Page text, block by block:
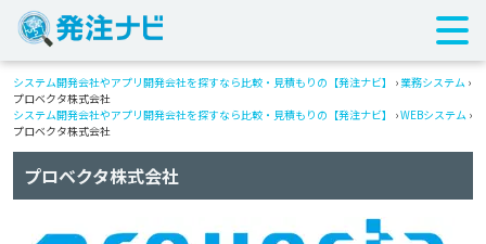
システム開発会社やアプリ開発会社を探すなら比較・見積もりの【発注ナビ】 › 業務システム ›
プロベクタ株式会社
システム開発会社やアプリ開発会社を探すなら比較・見積もりの【発注ナビ】
›WEBシステム ›
プロベクタ株式会社
プロベクタ株式会社